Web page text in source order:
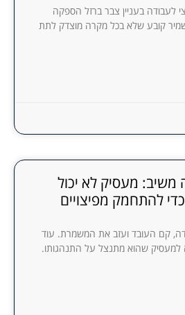
לעבודה בעניין צבר ברזל הספקה
קובע שלא בכל מקרה מוצדק לתת
משיב: מעסיק לא יכול
להתחמק מפיצויים
קם העובד ועזב את המשמרת. עוד
למעסיק שהוא מתנצל על התנהגותו.